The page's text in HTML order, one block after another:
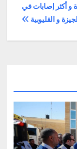
و أكثر إصابات في
و القليوبية